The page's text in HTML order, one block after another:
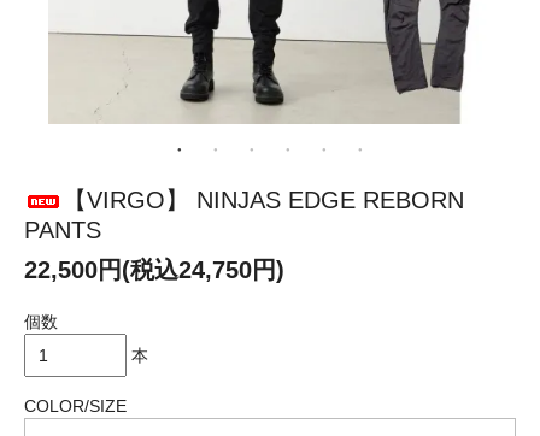
【VIRGO】 NINJAS EDGE REBORN
PANTS
22,500円(税込24,750円)
個数
本
COLOR/SIZE